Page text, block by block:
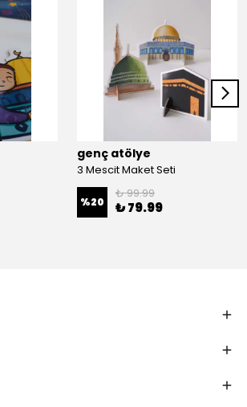
genç atölye
3 Mescit Maket Seti
%20
₺ 99.99
₺ 79.99